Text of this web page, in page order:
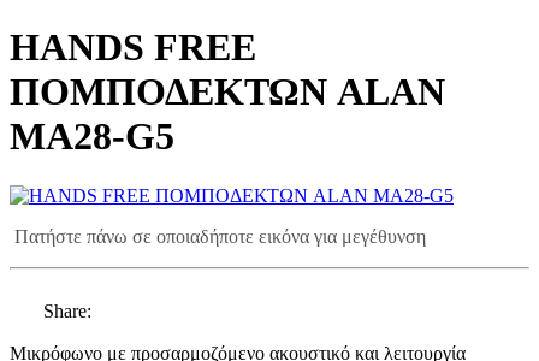
HANDS FREE
ΠΟΜΠΟΔΕΚΤΩΝ ALAN
ΜΑ28-G5
Πατήστε πάνω σε οποιαδήποτε εικόνα για μεγέθυνση
Share:
Μικρόφωνο με προσαρμοζόμενο ακουστικό και λειτουργία